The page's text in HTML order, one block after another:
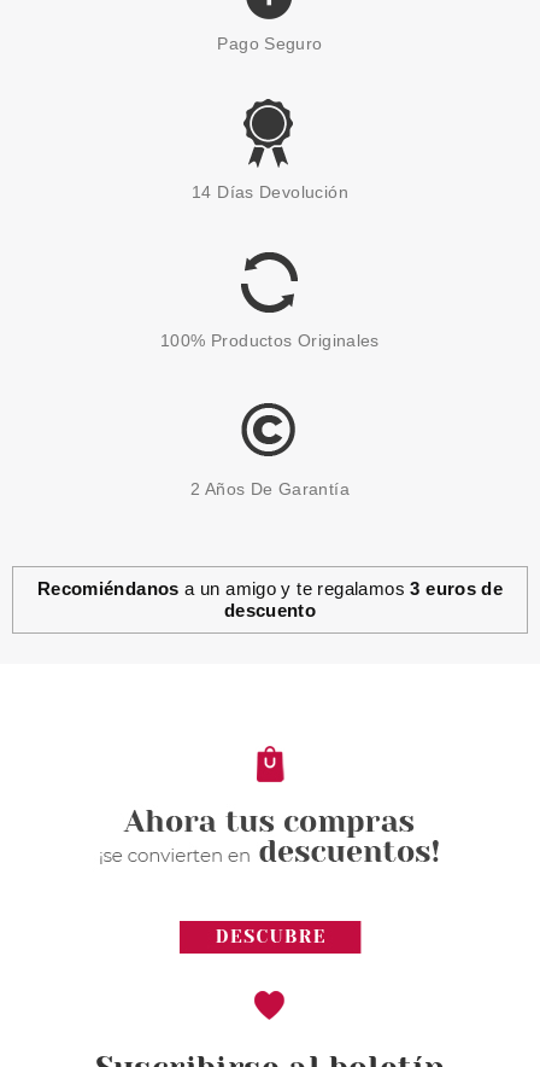
VERSACE
90 ML
66.90€
VERSACE
53.95€
Pago Seguro
14 Días Devolución
100% Productos Originales
2 Años De Garantía
Recomiéndanos a un amigo y te regalamos3 euros de
descuento